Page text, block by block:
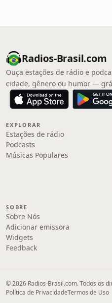
Radios-Brasil.com
Ouça estações de rádio e
cidade, gênero ou humor —
EXPLORAR
Estações de rádio
Podcasts
Músicas Populares
SOBRE
Sobre Nós
Adicionar emissora
Widgets
Feedback
© 2026 Radios-Brasil.com. Todos os
Política de PrivacidadeTermos de Uso